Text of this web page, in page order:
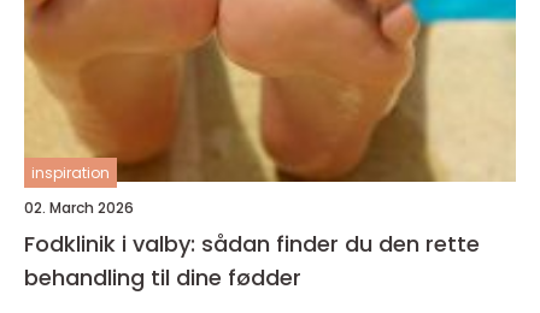
inspiration
02. March 2026
Fodklinik i valby: sådan finder du den rette
behandling til dine fødder